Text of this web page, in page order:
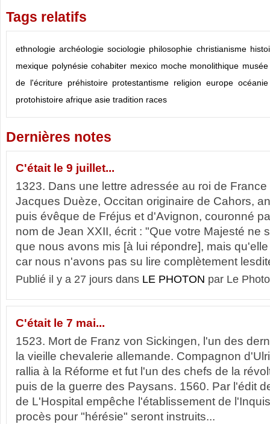
Tags relatifs
ethnologie archéologie sociologie philosophie christianisme
mexique polynésie cohabiter mexico moche monolithique musée
de l'écriture préhistoire protestantisme religion europe océanie
protohistoire afrique asie tradition races
Dernières notes
C'était le 9 juillet...
1323. Dans une lettre adressée au roi de
Jacques Duèze, Occitan originaire de Cahors,
puis évêque de Fréjus et d'Avignon, couronné
nom de Jean XXII, écrit : "Que votre Majesté ne
que nous avons mis [à lui répondre], mais
car nous n'avons pas su lire complètement
Publié il y a 27 jours dans LE PHOTON par Le
C'était le 7 mai...
1523. Mort de Franz von Sickingen, l'un des
la vieille chevalerie allemande. Compagnon
rallia à la Réforme et fut l'un des chefs de la
puis de la guerre des Paysans. 1560. Par l'édit
de L'Hospital empêche l'établissement de
procès pour "hérésie" seront instruits...